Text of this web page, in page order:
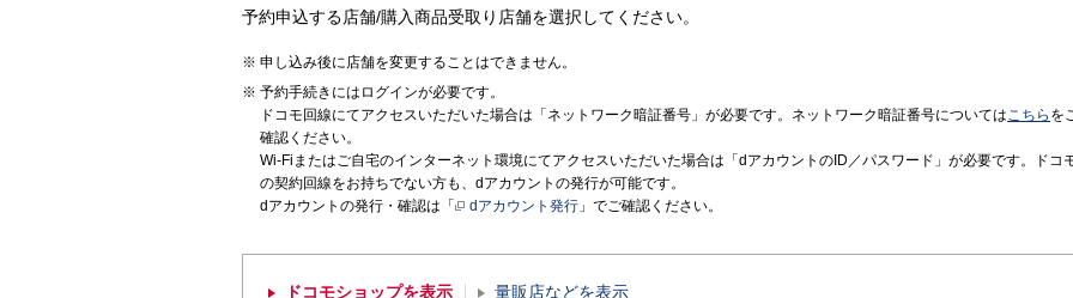
予約申込する店舗/購入商品受取り店舗を選択してください。
申し込み後に店舗を変更することはできません。
予約手続きにはログインが必要です。
ドコモ回線にてアクセスいただいた場合は「ネットワーク暗証番号」が必要です。ネットワーク暗証番号についてはこちら を
確認ください。
Wi-Fiまたはご自宅のインターネット環境にてアクセスいただいた場合は「dアカウントのID／パスワード」が必要です。ドコ
の契約回線をお持ちでない方も、dアカウントの発行が可能です。
dアカウントの発行・確認は「
dアカウント発行 」でご確認ください。
ドコモショップを表示 量販店などを表示